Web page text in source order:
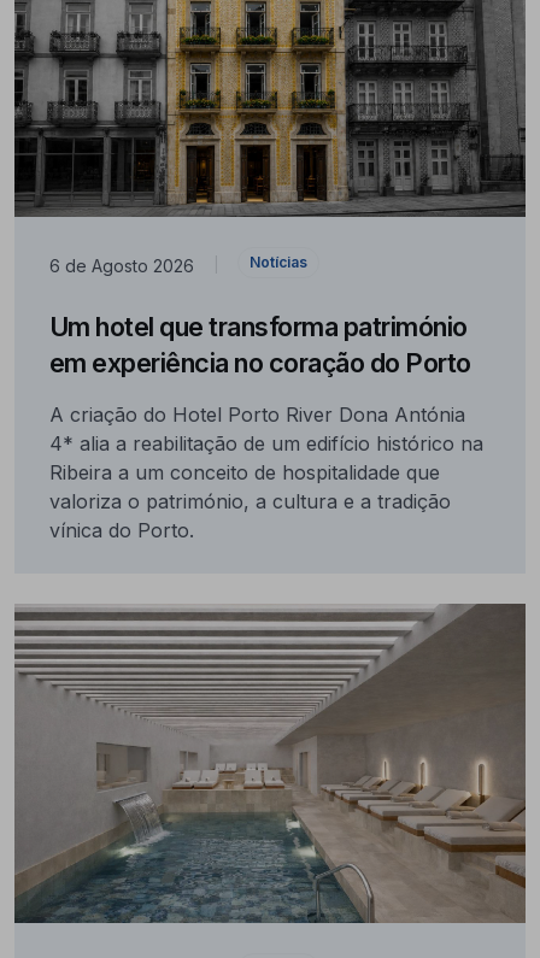
6 de Agosto 2026 Notícias
Um hotel que transforma património
em experiência no coração do Porto
A criação do Hotel Porto River Dona Antónia
4* alia a reabilitação de um edifício histórico na
Ribeira a um conceito de hospitalidade que
valoriza o património, a cultura e a tradição
vínica do Porto.